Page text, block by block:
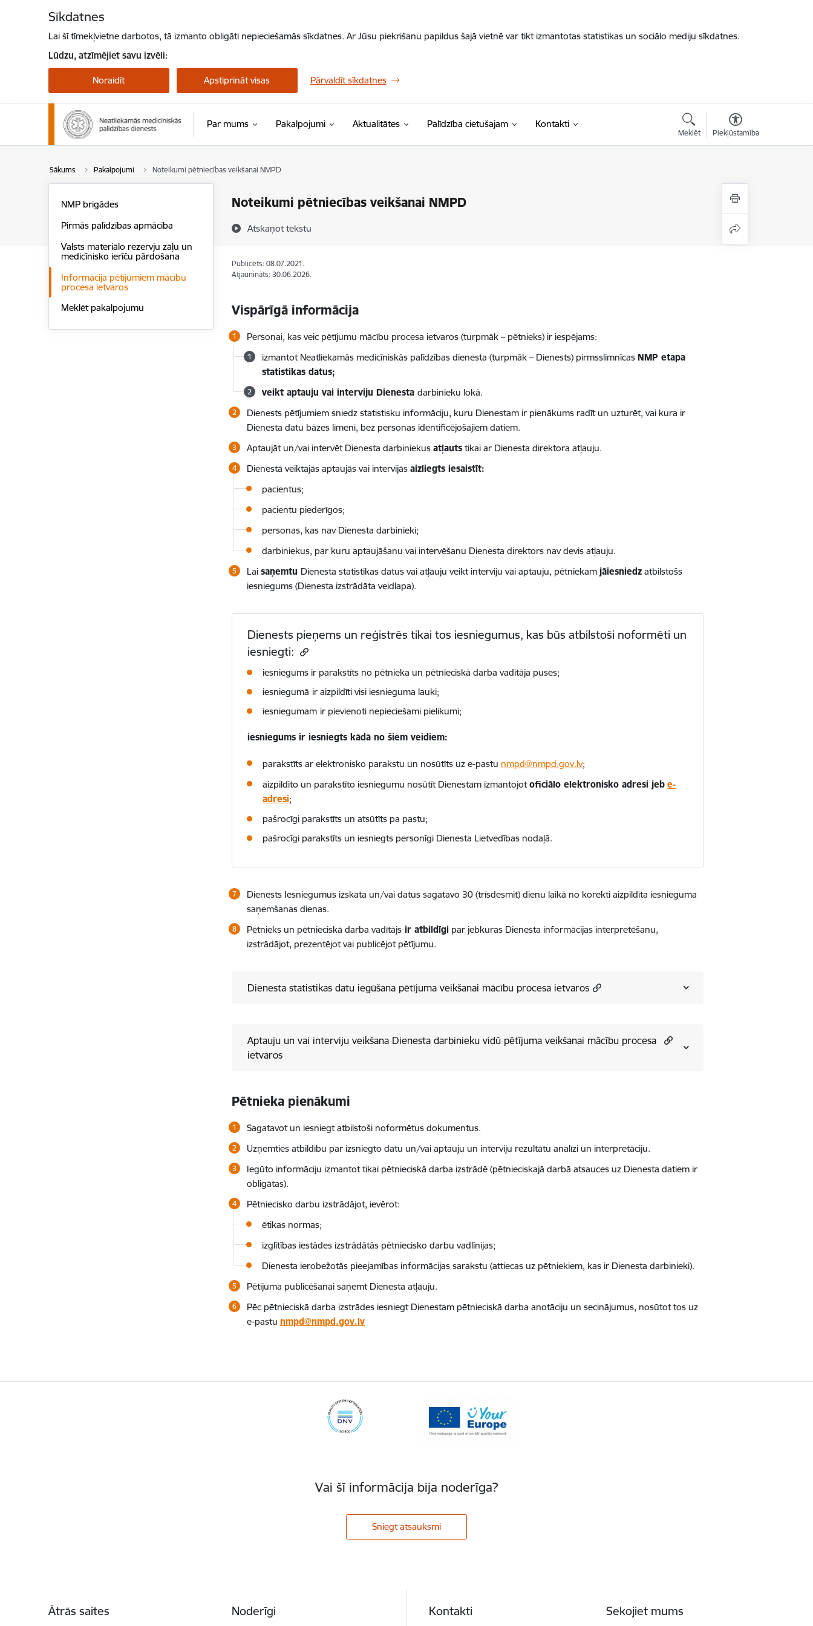
Sīkdatnes
Lai šī tīmekļvietne darbotos, tā izmanto obligāti nepieciešamās sīkdatnes. Ar Jūsu piekrišanu papildus šajā vietnē var tikt izmantotas statistikas un sociālo mediju sīkdatnes.
Lūdzu, atzīmējiet savu izvēli:
Noraidīt Apstiprināt visas Pārvaldīt sīkdatnes
Par mums Pakalpojumi Aktualitātes Palīdzība cietušajam Kontakti
Meklēt Piekļūstamība
Sākums Pakalpojumi Noteikumi pētniecības veikšanai NMPD
Noteikumi pētniecības veikšanai NMPD
Atskaņot tekstu
NMP brigādes
Pirmās palīdzības apmācība
Valsts materiālo rezervju zāļu un
medicīnisko ierīču pārdošana
Informācija pētījumiem mācību
procesa ietvaros
Meklēt pakalpojumu
Publicēts: 08.07.2021.
Atjaunināts: 30.06.2026.
Vispārīgā informācija
Personai, kas veic pētījumu mācību procesa ietvaros (turpmāk – pētnieks) ir iespējams:
izmantot Neatliekamās medicīniskās palīdzības dienesta (turpmāk – Dienests) pirmsslimnīcasNMP etapa
statistikas datus;
veikt aptauju vai interviju Dienestadarbinieku lokā.
Dienests pētījumiem sniedz statistisku informāciju, kuru Dienestam ir pienākums radīt un uzturēt, vai kura ir
Dienesta datu bāzes līmenī, bez personas identificējošajiem datiem.
Aptaujāt un/vai intervēt Dienesta darbiniekusatļauts tikai ar Dienesta direktora atļauju.
Dienestā veiktajās aptaujās vai intervijāsaizliegts iesaistīt:
pacientus;
pacientu piederīgos;
personas, kas nav Dienesta darbinieki;
darbiniekus, par kuru aptaujāšanu vai intervēšanu Dienesta direktors nav devis atļauju.
Laisaņemtu Dienesta statistikas datus vai atļauju veikt interviju vai aptauju, pētniekam jāiesniedz atbilstošs
iesniegums (Dienesta izstrādāta veidlapa).
Dienests pieņems un reģistrēs tikai tos iesniegumus, kas būs atbilstoši noformēti un
iesniegti:
iesniegums ir parakstīts no pētnieka un pētnieciskā darba vadītāja puses;
iesniegumā ir aizpildīti visi iesnieguma lauki;
iesniegumam ir pievienoti nepieciešami pielikumi;
iesniegums ir iesniegts kādā no šiem veidiem:
parakstīts ar elektronisko parakstu un nosūtīts uz e-pastu nmpd@nmpd.gov.lv;
aizpildīto un parakstīto iesniegumu nosūtīt Dienestam izmantojotoficiālo elektronisko adresi jeb e-
adresi;
pašrocīgi parakstīts un atsūtīts pa pastu;
pašrocīgi parakstīts un iesniegts personīgi Dienesta Lietvedības nodaļā.
Dienests Iesniegumus izskata un/vai datus sagatavo 30 (trīsdesmit) dienu laikā no korekti aizpildīta iesnieguma
saņemšanas dienas.
Pētnieks un pētnieciskā darba vadītājs ir atbildīgi par jebkuras Dienesta informācijas interpretēšanu,
izstrādājot, prezentējot vai publicējot pētījumu.
Dienesta statistikas datu iegūšana pētījuma veikšanai mācību procesa ietvaros
Aptauju un vai interviju veikšana Dienesta darbinieku vidū pētījuma veikšanai mācību procesa
ietvaros
Pētnieka pienākumi
Sagatavot un iesniegt atbilstoši noformētus dokumentus.
Uzņemties atbildību par izsniegto datu un/vai aptauju un interviju rezultātu analīzi un interpretāciju.
Iegūto informāciju izmantot tikai pētnieciskā darba izstrādē (pētnieciskajā darbā atsauces uz Dienesta datiem ir
obligātas).
Pētniecisko darbu izstrādājot, ievērot:
ētikas normas;
izglītības iestādes izstrādātās pētniecisko darbu vadlīnijas;
Dienesta ierobežotās pieejamības informācijas sarakstu (attiecas uz pētniekiem, kas ir Dienesta darbinieki).
Pētījuma publicēšanai saņemt Dienesta atļauju.
Pēc pētnieciskā darba izstrādes iesniegt Dienestam pētnieciskā darba anotāciju un secinājumus, nosūtot tos uz
e-pastunmpd@nmpd.gov.lv
Vai šī informācija bija noderīga?
Sniegt atsauksmi
Ātrās saites Noderīgi Kontakti Sekojiet mums